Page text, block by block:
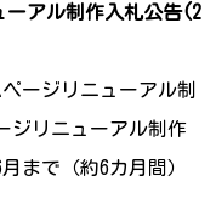
アル制作入札公告(2
ージリニューアル制
ジリニューアル制作
まで（約6カ月間）